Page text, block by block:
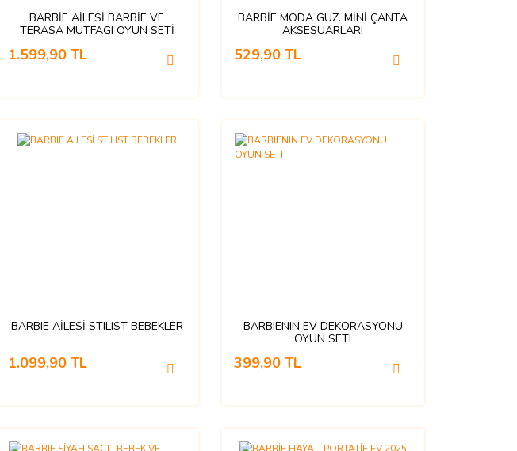
BARBİE AİLESİ BARBİE VE
TERASA MUTFAGI OYUN SETİ
1.599,90 TL
BARBİE MODA GÜZ. MİNİ ÇANTA
AKSESUARLARI
529,90 TL
BARBIE AİLESİ STILIST BEBEKLER
1.099,90 TL
BARBIENIN EV DEKORASYONU
OYUN SETI
399,90 TL